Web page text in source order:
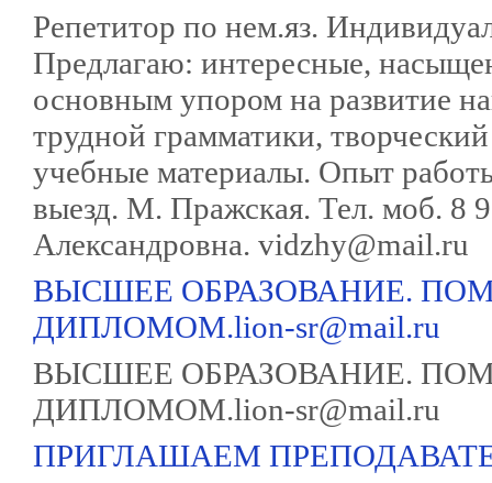
Репетитор по нем.яз.
Предлагаю: интересные,
основным упором на развитие
трудной грамматики,
учебные материалы. Опыт
выезд. М. Пражская. Тел. моб. 8
Александровна. vidzhy@mail.ru
ВЫСШЕЕ ОБРАЗОВАНИЕ.
ДИПЛОМОМ.lion-sr@mail.ru
ВЫСШЕЕ ОБРАЗОВАНИЕ.
ДИПЛОМОМ.lion-sr@mail.ru
ПРИГЛАШАЕМ